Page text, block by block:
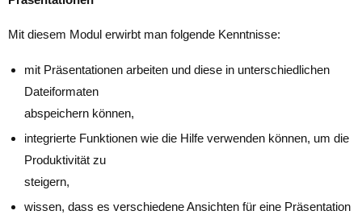
Mit diesem Modul erwirbt man folgende Kenntnisse:
mit Präsentationen arbeiten und diese in unterschiedlichen
Dateiformaten
abspeichern können,
integrierte Funktionen wie die Hilfe verwenden können, um die
Produktivität zu
steigern,
wissen, dass es verschiedene Ansichten für eine Präsentation